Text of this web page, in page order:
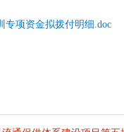
专项资金拟拨付明细.doc